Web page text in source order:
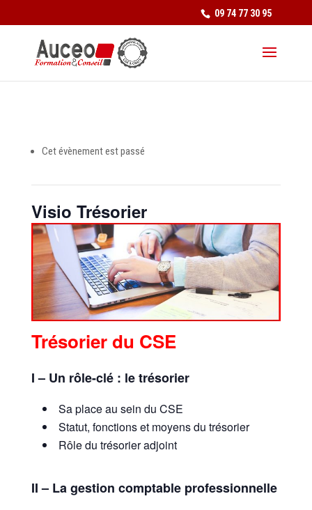
09 74 77 30 95
Cet évènement est passé
Visio Trésorier
Trésorier du CSE
I – Un rôle-clé : le trésorier
Sa place au sein du CSE
Statut, fonctions et moyens du trésorier
Rôle du trésorier adjoint
II – La gestion comptable professionnelle